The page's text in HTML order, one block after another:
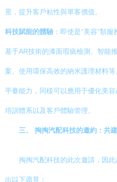
景，提升客戶粘性與單客價值。
科技賦能的體驗 ：即使是“美容”類
基于AR技術的漆面瑕疵檢測、智能
案、使用環保高效的納米護理材料
平臺能力，同樣可以應用于優化美
培訓體系以及客戶體驗管理。
三、 掏掏汽配科技的邀約：共
掏掏汽配科技的此次邀請，因
出以下愿景：